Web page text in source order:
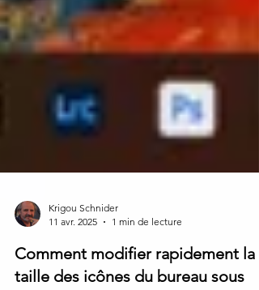
11 avr. 2025
1 min de lecture
Comment modifier rapidement la